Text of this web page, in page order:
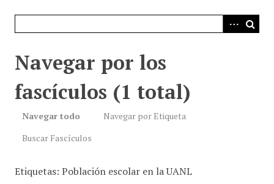
Navegar por los
fascículos (1 total)
Navegar todo
Navegar por Etiqueta
Buscar Fascículos
Etiquetas: Población escolar en la UANL